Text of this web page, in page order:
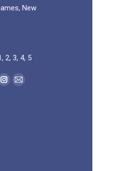
New
2, 3, 4, 5
Instagram
Mail